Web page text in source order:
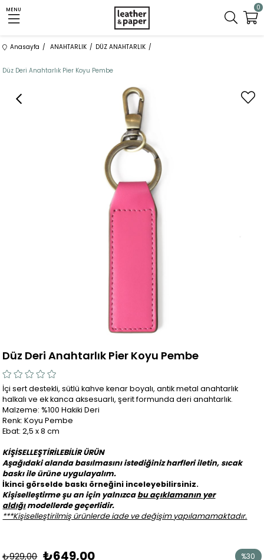
MENU 0
Anasayfa ANAHTARLIK DÜZ ANAHTARLIK
Düz Deri Anahtarlık Pier Koyu Pembe
Düz Deri Anahtarlık Pier Koyu Pembe
İçi sert destekli, sütlü kahve kenar boyalı, antik metal anahtarlık
halkalı ve ek kanca aksesuarlı, şerit formunda deri anahtarlık.
Malzeme: %100 Hakiki Deri
Renk: Koyu Pembe
Ebat: 2,5 x 8 cm
KİŞİSELLEŞTİRİLEBİLİR ÜRÜN
Aşağıdaki alanda basılmasını istediğiniz harfleri iletin, sıcak
baskı ile ürüne uygulayalım.
İkinci görselde baskı örneğini inceleyebilirsiniz.
Kişiselleştirme şu an için yalnızcabu açıklamanın yer
aldığımodellerde geçerlidir.
***Kişiselleştirilmiş ürünlerde iade ve değişim yapılamamaktadır.
₺929,00 ₺649,00 %30